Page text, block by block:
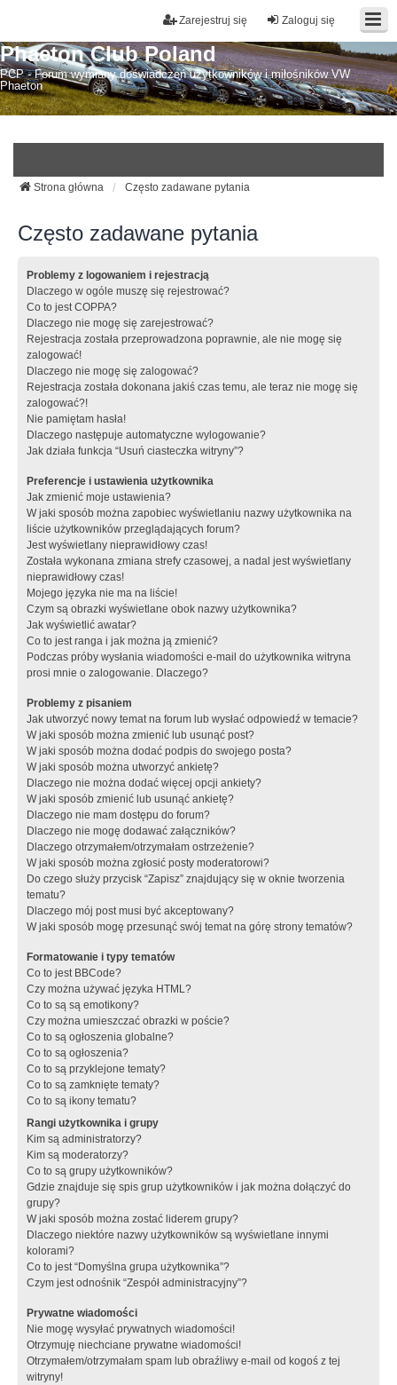
Zaloguj się
Zarejestruj się
Phaeton Club Poland
PCP - Forum wymiany doświadczeń użytkowników i miłośników VW
Phaeton
Strona główna Często zadawane pytania
Często zadawane pytania
Problemy z logowaniem i rejestracją
Dlaczego w ogóle muszę się rejestrować?
Co to jest COPPA?
Dlaczego nie mogę się zarejestrować?
Rejestracja została przeprowadzona poprawnie, ale nie mogę się
zalogować!
Dlaczego nie mogę się zalogować?
Rejestracja została dokonana jakiś czas temu, ale teraz nie mogę się
zalogować?!
Nie pamiętam hasła!
Dlaczego następuje automatyczne wylogowanie?
Jak działa funkcja “Usuń ciasteczka witryny”?
Preferencje i ustawienia użytkownika
Jak zmienić moje ustawienia?
W jaki sposób można zapobiec wyświetlaniu nazwy użytkownika na
liście użytkowników przeglądających forum?
Jest wyświetlany nieprawidłowy czas!
Została wykonana zmiana strefy czasowej, a nadal jest wyświetlany
nieprawidłowy czas!
Mojego języka nie ma na liście!
Czym są obrazki wyświetlane obok nazwy użytkownika?
Jak wyświetlić awatar?
Co to jest ranga i jak można ją zmienić?
Podczas próby wysłania wiadomości e-mail do użytkownika witryna
prosi mnie o zalogowanie. Dlaczego?
Problemy z pisaniem
Jak utworzyć nowy temat na forum lub wysłać odpowiedź w temacie?
W jaki sposób można zmienić lub usunąć post?
W jaki sposób można dodać podpis do swojego posta?
W jaki sposób można utworzyć ankietę?
Dlaczego nie można dodać więcej opcji ankiety?
W jaki sposób zmienić lub usunąć ankietę?
Dlaczego nie mam dostępu do forum?
Dlaczego nie mogę dodawać załączników?
Dlaczego otrzymałem/otrzymałam ostrzeżenie?
W jaki sposób można zgłosić posty moderatorowi?
Do czego służy przycisk “Zapisz” znajdujący się w oknie tworzenia
tematu?
Dlaczego mój post musi być akceptowany?
W jaki sposób mogę przesunąć swój temat na górę strony tematów?
Formatowanie i typy tematów
Co to jest BBCode?
Czy można używać języka HTML?
Co to są są emotikony?
Czy można umieszczać obrazki w poście?
Co to są ogłoszenia globalne?
Co to są ogłoszenia?
Co to są przyklejone tematy?
Co to są zamknięte tematy?
Co to są ikony tematu?
Rangi użytkownika i grupy
Kim są administratorzy?
Kim są moderatorzy?
Co to są grupy użytkowników?
Gdzie znajduje się spis grup użytkowników i jak można dołączyć do
grupy?
W jaki sposób można zostać liderem grupy?
Dlaczego niektóre nazwy użytkowników są wyświetlane innymi
kolorami?
Co to jest “Domyślna grupa użytkownika”?
Czym jest odnośnik “Zespół administracyjny”?
Prywatne wiadomości
Nie mogę wysyłać prywatnych wiadomości!
Otrzymuję niechciane prywatne wiadomości!
Otrzymałem/otrzymałam spam lub obraźliwy e-mail od kogoś z tej
witryny!